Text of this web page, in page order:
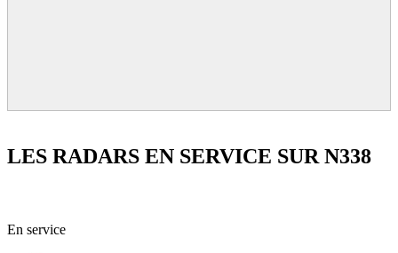
LES RADARS EN SERVICE SUR N338
En service